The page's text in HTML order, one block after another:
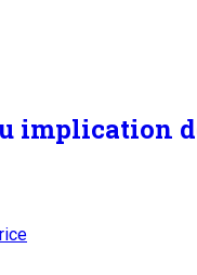
implication